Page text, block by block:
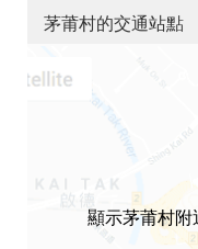
茅莆村的交通站點
顯示茅莆村附